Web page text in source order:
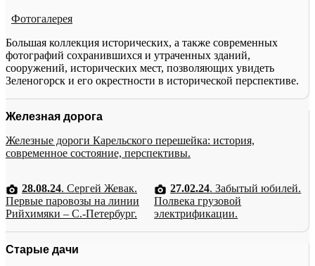
Фотогалерея
Большая коллекция исторических, а также современных
фотографий сохранившихся и утраченных зданий,
сооружений, исторических мест, позволяющих увидеть
Зеленогорск и его окрестности в исторической перспективе.
Железная дорога
Железные дороги Карельского перешейка: история,
современное состояние, перспективы.
28.08.24. Сергей Жевак.
Первые паровозы на линии
Рийхимяки – С.-Петербург.
27.02.24. Забытый юбилей.
Полвека грузовой
электрификации.
Старые дачи